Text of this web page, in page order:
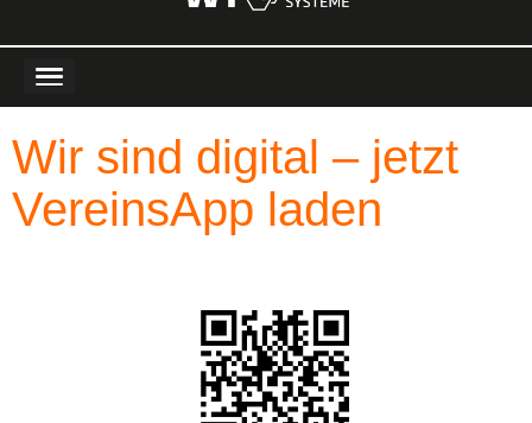
Wir sind digital – jetzt
VereinsApp laden